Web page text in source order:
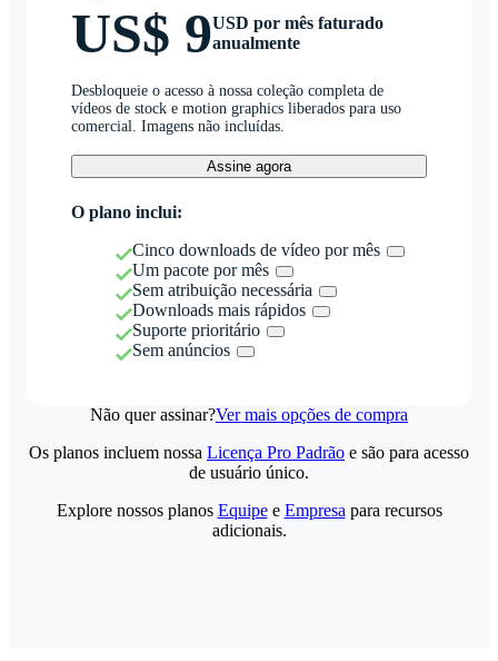
US$ 9USD por mês faturado
anualmente
Desbloqueie o acesso à nossa coleção completa de
vídeos de stock e motion graphics liberados para uso
comercial. Imagens não incluídas.
Assine agora
O plano inclui:
Cinco downloads de vídeo por mês
Um pacote por mês
Sem atribuição necessária
Downloads mais rápidos
Suporte prioritário
Sem anúncios
Não quer assinar?Ver mais opções de compra
Os planos incluem nossa Licença Pro Padrão e são para acesso
de usuário único.
Explore nossos planos Equipee Empresa para recursos
adicionais.